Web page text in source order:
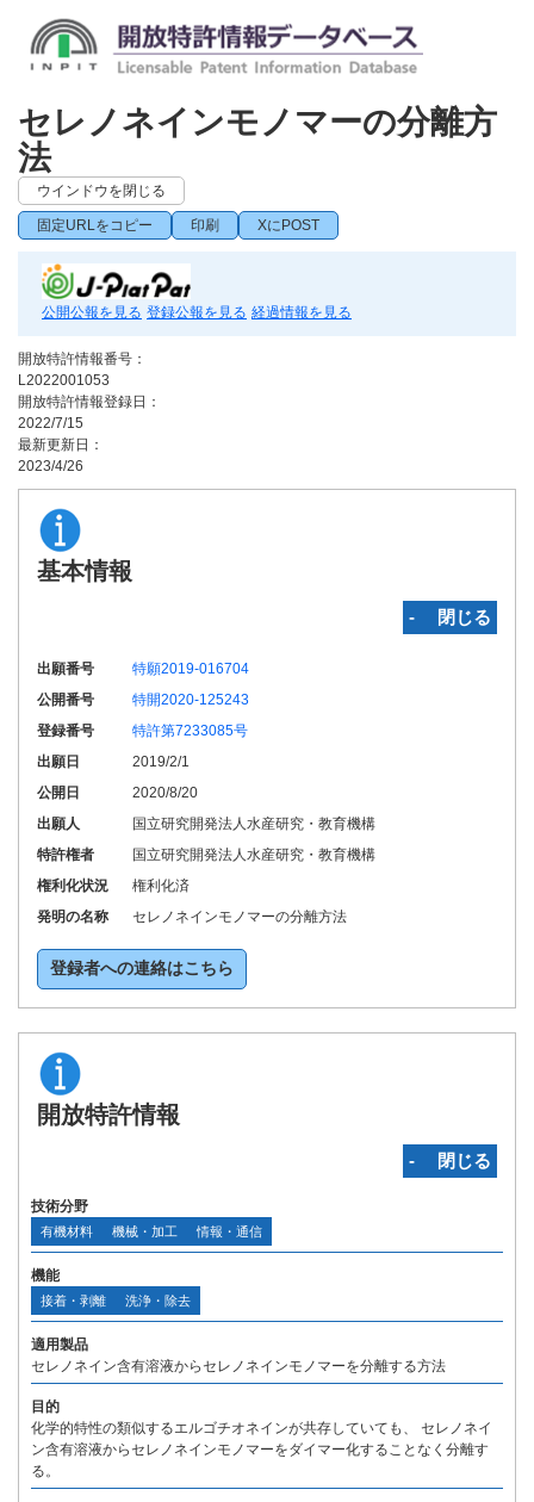
セレノネインモノマーの分離方
法
ウインドウを閉じる
固定URLをコピー 印刷 XにPOST
公開公報を見る 登録公報を見る 経過情報を見る
開放特許情報番号：
L2022001053
開放特許情報登録日：
2022/7/15
最新更新日：
2023/4/26
基本情報
‐ 閉じる
出願番号
特願2019-016704
公開番号
特開2020-125243
登録番号
特許第7233085号
出願日
2019/2/1
公開日
2020/8/20
出願人
国立研究開発法人水産研究・教育機構
特許権者
国立研究開発法人水産研究・教育機構
権利化状況
権利化済
発明の名称
セレノネインモノマーの分離方法
登録者への連絡はこちら
開放特許情報
‐ 閉じる
技術分野
有機材料 機械・加工 情報・通信
機能
接着・剥離 洗浄・除去
適用製品
セレノネイン含有溶液からセレノネインモノマーを分離する方法
目的
化学的特性の類似するエルゴチオネインが共存していても、 セレノネイ
ン含有溶液からセレノネインモノマーをダイマー化することなく分離す
る。